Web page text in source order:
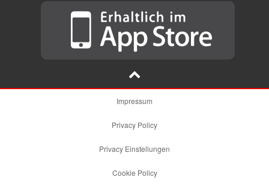
Impressum
Privacy Policy
Privacy Einstellungen
Cookie Policy